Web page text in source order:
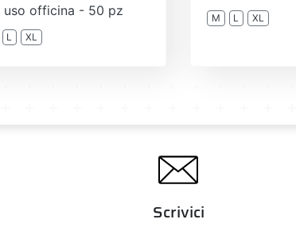
uso officina - 50 pz
L XL
M L XL
Scrivici